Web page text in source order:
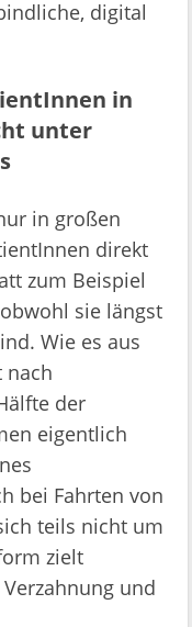
digital
in
unter
in großen
direkt
zum Beispiel
sie längst
Wie es aus
nach
der
eigentlich
bei Fahrten von
teils nicht um
zielt
und